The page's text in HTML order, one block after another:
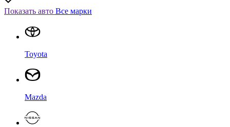
Показать авто Все марки
Toyota
Mazda